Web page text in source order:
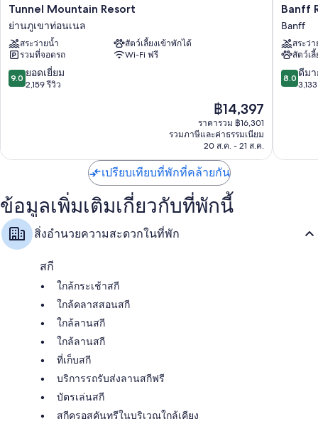
แห่งนี้
สิ่งอำนวยความสะดวกเพิ่มเติมภายในห้องพักได้แก่
เครื่องทำความร้อนและพัดลมเคลื่อนย้ายได้
อ่างอาบน้ำแบบแช่ตัว, ของใช้ในห้องน้ำฟรี และไดร์เป่าผม
ระเบียงหรือนอกชาน, ห้องนั่งเล่นแยกเป็นสัดส่วน และบริเวณรับ
Tunnel
Mountain
Resort
ย่าน
ภู
เขา
ท่อน
Tunnel Mountain Resort
ย่านภูเขาท่อนเนล
สระว่ายน้ำ
สัตว์เลี้ยงเข้าพักได้
รวมที่จอดรถ
Wi-Fi ฟรี
9.0
จาก
9.0 ยอดเยี่ยม
2,159 รีวิว
ราคา
ปัจจุบัน
คือ
฿14,397
฿14,397
ราคารวม ฿16,301
รวมภาษีและค่าธรรมเนียม
20 ส.ค. - 21 ส.ค.
Banff
Rocky
Resort
Banff
Banff
Banff
สระว่
สัตว์เ
8.0
จาก
8.0 ดีม
เปรียบเทียบที่พักที่คล้ายกัน
ข้อมูลเพิ่มเติมเกี่ยวกับที่พักนี้
สิ่งอำนวยความสะดวกในที่พัก
สกี
ใกล้กระเช้าสกี
ใกล้คลาสสอนสกี
ใกล้ลานสกี
ใกล้ลานสกี
ที่เก็บสกี
บริการรถรับส่งลานสกีฟรี
บัตรเล่นสกี
สกีครอสคันทรีในบริเวณใกล้เคียง